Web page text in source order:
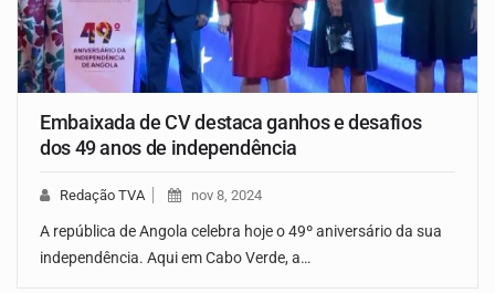
Embaixada de CV destaca ganhos e desafios
dos 49 anos de independência
Redação TVA nov 8, 2024
A república de Angola celebra hoje o 49º aniversário da sua
independência. Aqui em Cabo Verde, a…